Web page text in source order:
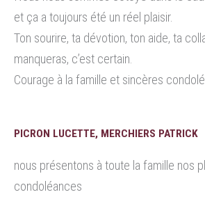
et ça a toujours été un réel plaisir.
Ton sourire, ta dévotion, ton aide, ta
manqueras, c’est certain.
Courage à la famille et sincères
PICRON LUCETTE, MERCHIERS PATRICK
nous présentons à toute la famille nos
condoléances